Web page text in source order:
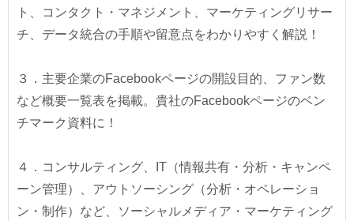
ト、コンタクト・マネジメント、マーケティングリサー
チ、データ統合の手順や留意点をわかりやすく解説！
３．主要企業のFacebookページの開設目的、ファン数
など概要一覧表を掲載。貴社のFacebookページのベン
チマーク資料に！
４．コンサルティング、IT（情報共有・分析・キャンペ
ーン管理）、アウトソーシング（分析・オペレーショ
ン・制作）など、ソーシャルメディア・マーケティング